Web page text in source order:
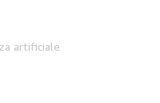
artificiale